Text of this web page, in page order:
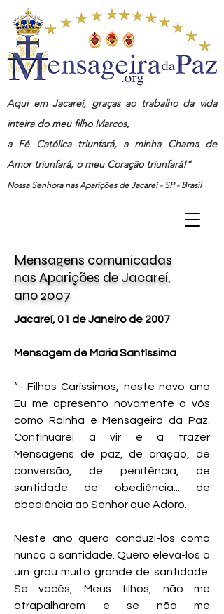
Aqui em Jacareí, graças ao trabalho da vida
inteira do meu filho Marcos,
a Fé Católica triunfará, a minha Chama de
Amor triunfará, o meu Coração triunfará!”
Nossa Senhora nas Aparições de Jacareí - SP - Brasil
Mensagens comunicadas
nas Aparições de Jacareí,
ano2007
Jacareí, 01 de Janeiro de 2007
Mensagem de Maria Santíssima
“- Filhos Caríssimos, neste novo ano
Eu me apresento novamente a vós
como Rainha e Mensageira da Paz.
Continuarei a vir e a trazer
Mensagens de paz, de oração, de
conversão, de penitência, de
santidade de obediência... de
obediência ao Senhor que Adoro.
Neste ano quero conduzi-los como
nunca à santidade. Quero elevá-los a
um grau muito grande de santidade.
Se vocês, Meus filhos, não me
atrapalharem e se não me